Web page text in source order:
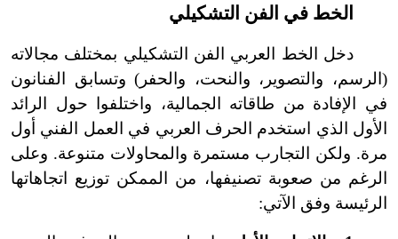
الخط في الفن التشكيلي
دخل الخط العربي الفن التشكيلي بمختلف مجالاته
(الرسم، والتصوير، والنحت، والحفر) وتسابق الفنانون
في الإفادة من طاقاته الجمالية، واختلفوا حول الرائد
الأول الذي استخدم الحرف العربي في العمل الفني أول
مرة. ولكن التجارب مستمرة والمحاولات متنوعة. وعلى
الرغم من صعوبة تصنيفها، من الممكن توزيع اتجاهاتها
الرئيسة وفق الآتي: